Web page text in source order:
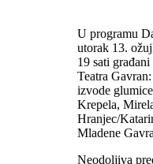
U programu
utorak 13.
19 sati
Teatra
izvode
Krepela,
Hranjec/
Mladene
Neodoljiva